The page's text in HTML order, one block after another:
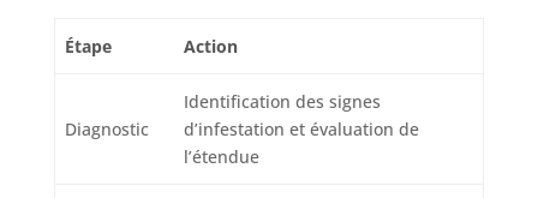
Étape Action
Diagnostic
Identification des signes
d’infestation et évaluation de
l’étendue